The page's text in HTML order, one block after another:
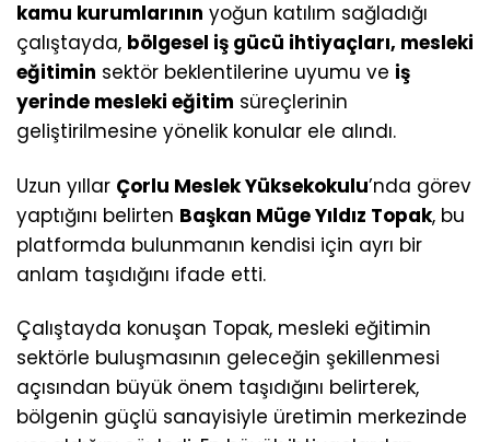
kamu kurumlarının yoğun katılım sağladığı
çalıştayda, bölgesel iş gücü ihtiyaçları, mesleki
eğitimin sektör beklentilerine uyumu ve iş
yerinde mesleki eğitim süreçlerinin
geliştirilmesine yönelik konular ele alındı.
Uzun yıllar Çorlu Meslek Yüksekokulu’nda görev
yaptığını belirten Başkan Müge Yıldız Topak, bu
platformda bulunmanın kendisi için ayrı bir
anlam taşıdığını ifade etti.
Çalıştayda konuşan Topak, mesleki eğitimin
sektörle buluşmasının geleceğin şekillenmesi
açısından büyük önem taşıdığını belirterek,
bölgenin güçlü sanayisiyle üretimin merkezinde